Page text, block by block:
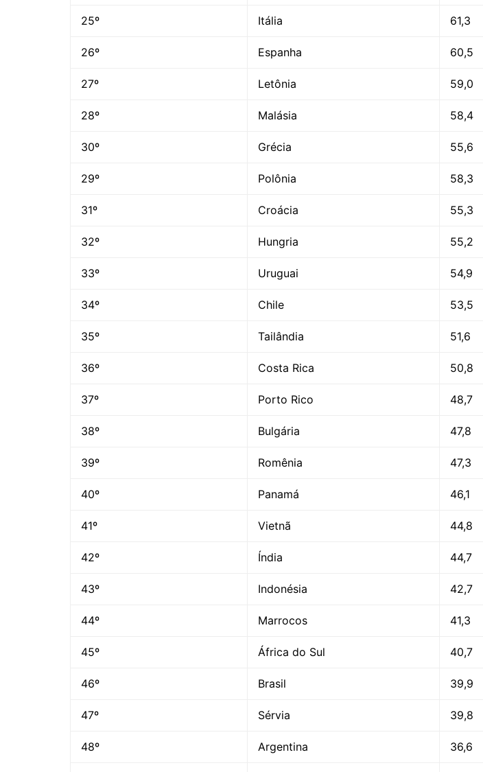
25º Itália 61,3
26º Espanha 60,5
27º Letônia 59,0
28º Malásia 58,4
30º Grécia 55,6
29º Polônia 58,3
31º Croácia 55,3
32º Hungria 55,2
33º Uruguai 54,9
34º Chile 53,5
35º Tailândia 51,6
36º Costa Rica 50,8
37º Porto Rico 48,7
38º Bulgária 47,8
39º Romênia 47,3
40º Panamá 46,1
41º Vietnã 44,8
42º Índia 44,7
43º Indonésia 42,7
44º Marrocos 41,3
45º África do Sul 40,7
46º Brasil 39,9
47º Sérvia 39,8
48º Argentina 36,6